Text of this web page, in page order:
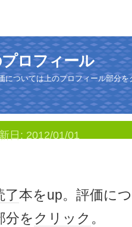
ロフィール
については上のプロフィール部分を
日: 2012/01/01
了本をup。評価に
分をクリック 。